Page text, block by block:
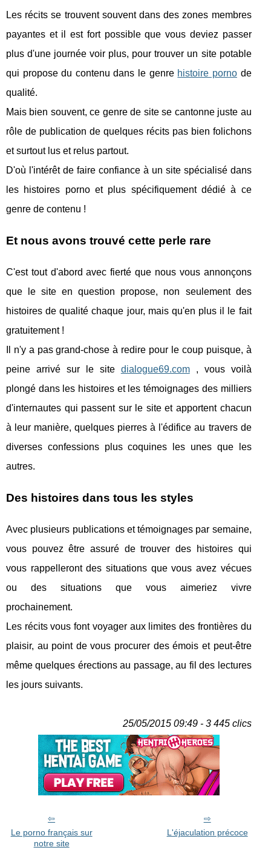
Les récits se trouvent souvent dans des zones membres
payantes et il est fort possible que vous deviez passer
plus d'une journée voir plus, pour trouver un site potable
qui propose du contenu dans le genre histoire pornode
qualité.
Mais bien souvent, ce genre de site se cantonne juste au
rôle de publication de quelques récits pas bien folichons
et surtout lus et relus partout.
D'où l'intérêt de faire confiance à un site spécialisé dans
les histoires porno et plus spécifiquement dédié à ce
genre de contenu !
Et nous avons trouvé cette perle rare
C'est tout d'abord avec fierté que nous vous annonçons
que le site en question propose, non seulement des
histoires de qualité chaque jour, mais qu'en plus il le fait
gratuitement !
Il n'y a pas grand-chose à redire pour le coup puisque, à
peine arrivé sur le site dialogue69.com, vous voilà
plongé dans les histoires et les témoignages des milliers
d'internautes qui passent sur le site et apportent chacun
à leur manière, quelques pierres à l'édifice au travers de
diverses confessions plus coquines les unes que les
autres.
Des histoires dans tous les styles
Avec plusieurs publications et témoignages par semaine,
vous pouvez être assuré de trouver des histoires qui
vous rappelleront des situations que vous avez vécues
ou des situations que vous aimeriez vivre
prochainement.
Les récits vous font voyager aux limites des frontières du
plaisir, au point de vous procurer des émois et peut-être
même quelques érections au passage, au fil des lectures
les jours suivants.
25/05/2015 09:49 - 3 445 clics
Le porno français sur
notre site
L'éjaculation précoce